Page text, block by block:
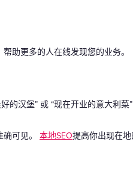
助更多的人在线发现您的业务。
汉堡” 或 “现在开业的意大利
可见。 本地SEO提高你出现在